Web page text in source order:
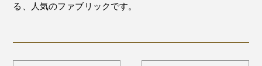
る、人気のファブリックです。